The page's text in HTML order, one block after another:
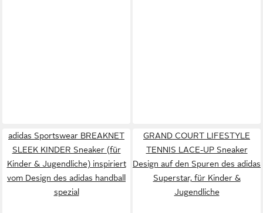
adidas Sportswear BREAKNET
SLEEK KINDER Sneaker (für
Kinder & Jugendliche) inspiriert
vom Design des adidas handball
spezial
GRAND COURT LIFESTYLE
TENNIS LACE-UP Sneaker
Design auf den Spuren des adidas
Superstar, für Kinder &
Jugendliche